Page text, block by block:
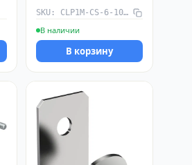
SKU: CLP1M-CS-6-10-1
В наличии
В корзину